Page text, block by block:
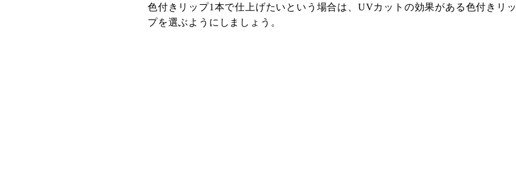
色付きリップ1本で仕上げたいという場合は、UVカットの効果がある色付きリッ
プを選ぶようにしましょう。